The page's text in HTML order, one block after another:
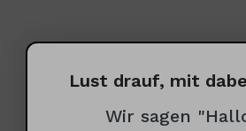
Lust drauf, mit
Wir sagen